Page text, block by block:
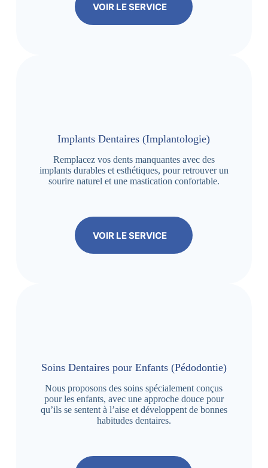
VOIR LE SERVICE
Implants Dentaires (Implantologie)
Remplacez vos dents manquantes avec des
implants durables et esthétiques, pour retrouver un
sourire naturel et une mastication confortable.
VOIR LE SERVICE
Soins Dentaires pour Enfants (Pédodontie)
Nous proposons des soins spécialement conçus
pour les enfants, avec une approche douce pour
qu’ils se sentent à l’aise et développent de bonnes
habitudes dentaires.